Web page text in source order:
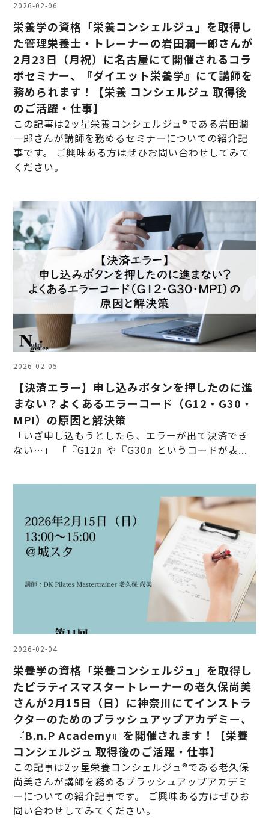
2026-02-06
栄養学の資格「栄養コンシェルジュ」を取得し
た管理栄養士・トレーナーの岩田潤一郎さんが
2月23日（月祝）に名古屋にて開催されるコラ
ボセミナー、『ダイエット栄養学』にて講師を
務められます！【栄養 コンシェルジュ 取得後
のご活躍・仕事】
この記事は2ッ星栄養コンシェルジュ®である岩田潤
一郎さんが講師を務めるセミナーについての紹介記
事です。 ご興味ある方はぜひお問い合わせしてみて
ください。
2026-02-05
【決済エラー】申し込みボタンを押したのに進
まない？よくあるエラーコード（G12・G30・
MPI）の原因と解決策
「いざ申し込もうとしたら、エラーが出て決済でき
ない…」 「『G12』や『G30』というコードが表...
2026-02-04
栄養学の資格「栄養コンシェルジュ」を取得し
たピラティスマスタートレーナーの老久保尚美
さんが2月15日（日）に神奈川にてインストラ
クターのためのブラッシュアップアカデミー、
『B.n.P Academy』を開催されます！【栄養
コンシェルジュ 取得後のご活躍・仕事】
この記事は2ッ星栄養コンシェルジュ®である老久保
尚美さんが講師を務めるブラッシュアップアカデミ
ーについての紹介記事です。 ご興味ある方はぜひお
問い合わせしてみてください。